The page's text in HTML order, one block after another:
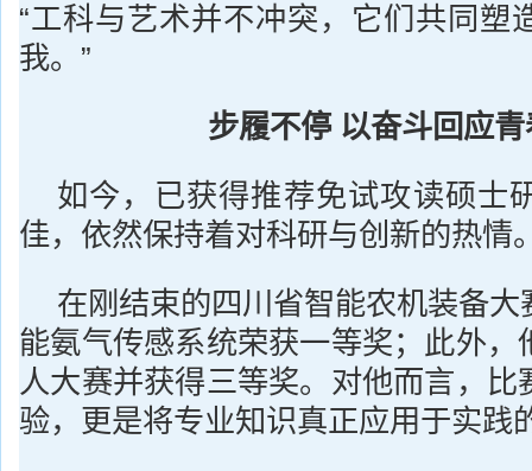
“工科与艺术并不冲突，它们共同塑
我。”
步履不停 以奋斗回应
如今，已获得推荐免试攻读硕士
佳，依然保持着对科研与创新的热情
在刚结束的四川省智能农机装备
能氨气传感系统荣获一等奖；此外，
人大赛并获得三等奖。对他而言，比
验，更是将专业知识真正应用于实践